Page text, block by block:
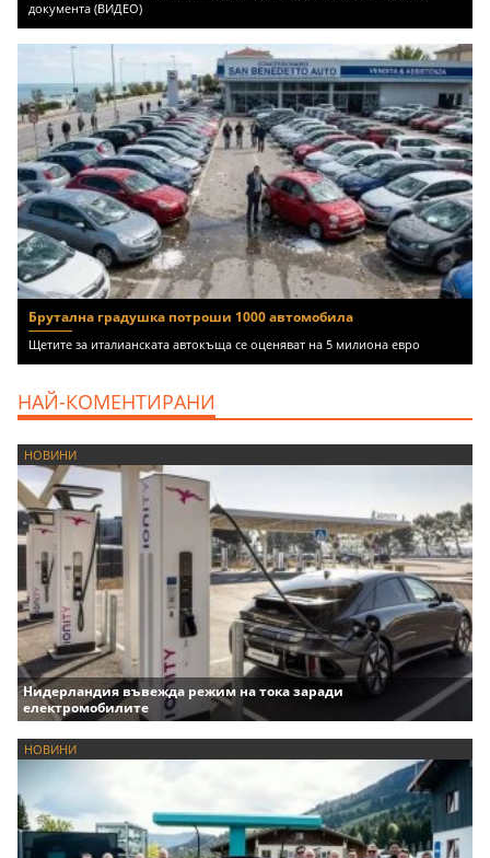
документа (ВИДЕО)
Брутална градушка потроши 1000 автомобила
Щетите за италианската автокъща се оценяват на 5 милиона евро
НАЙ-КОМЕНТИРАНИ
НОВИНИ
Нидерландия въвежда режим на тока заради
електромобилите
НОВИНИ